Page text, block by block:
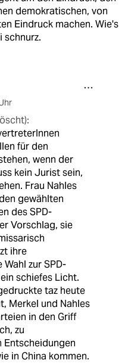
demokratischen, von
Eindruck machen. Wie's
schnurz.
für den
wenn der
kein Jurist sein,
Frau Nahles
gewählten
des SPD-
Vorschlag, sie
ihre
zur SPD-
schiefes Licht.
taz heute
Merkel und Nahles
in den Griff
zu
in China kommen.